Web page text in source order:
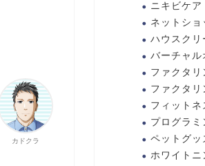
カドクラ
ニキビケ
ネットショ
ハウスクリ
バーチャル
ファクタリ
ファクタリ
フィット
プログラ
ペットグッ
ホワイトニ